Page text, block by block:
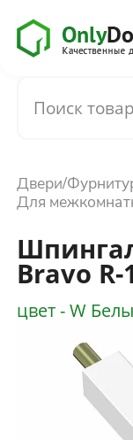
О компании
Установка
Доставка и
Отзывы
Двери
Для
Bravo R-
цвет - W